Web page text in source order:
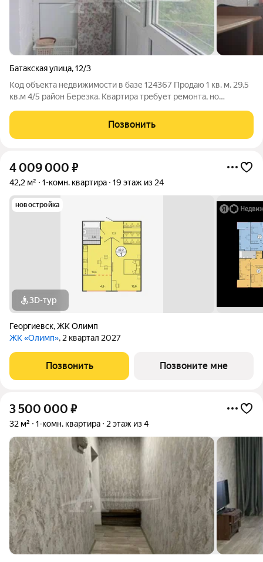
Батакская улица,12/3
Код объекта недвижимости в базе 124367 Продаю 1 кв. м. 29,5
кв.м 4/5 район Березка. Квартира требует ремонта, но
сквозь пластиковые окна, заливающее светом уютную
комнату. Вы просыпаетесь в тишине,
Позвонить
4 009 000 ₽
42,2 м² 1-комн. квартира 19 этаж из 24
новостройка
3D-тур
Георгиевск,ЖК Олимп
ЖК «Олимп», 2 квартал 2027
Позвонить Позвоните мне
3 500 000 ₽
32 м² 1-комн. квартира 2 этаж из 4